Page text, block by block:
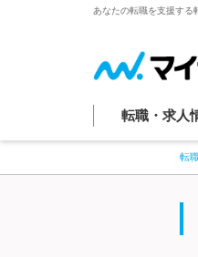
あなたの転職を支援する
転職・求人
転